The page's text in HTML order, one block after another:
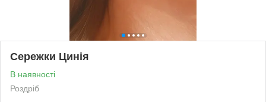
Сережки Цинія
В наявності
Роздріб